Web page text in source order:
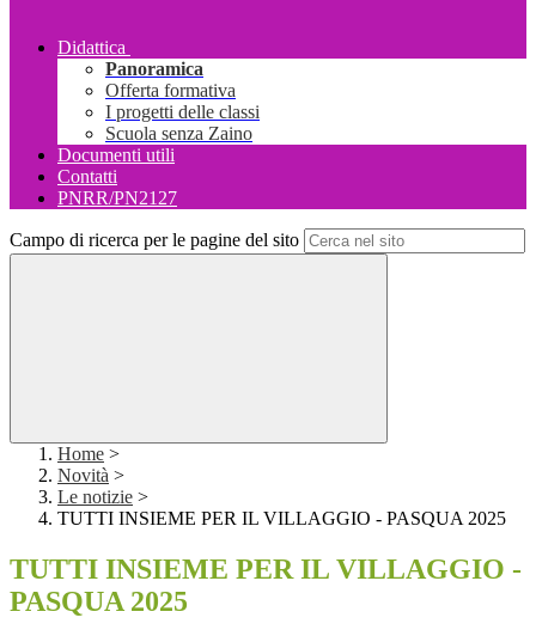
Didattica
Panoramica
Offerta formativa
I progetti delle classi
Scuola senza Zaino
Documenti utili
Contatti
PNRR/PN2127
Campo di ricerca per le pagine del sito
Home >
Novità >
Le notizie >
TUTTI INSIEME PER IL VILLAGGIO - PASQUA 2025
TUTTI INSIEME PER IL VILLAGGIO -
PASQUA 2025